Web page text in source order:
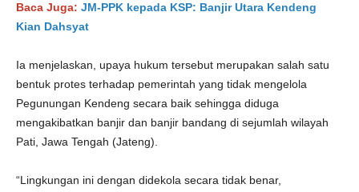
Baca Juga: JM-PPK kepada KSP: Banjir Utara Kendeng
Kian Dahsyat
Ia menjelaskan, upaya hukum tersebut merupakan salah satu
bentuk protes terhadap pemerintah yang tidak mengelola
Pegunungan Kendeng secara baik sehingga diduga
mengakibatkan banjir dan banjir bandang di sejumlah wilayah
Pati, Jawa Tengah (Jateng).
“Lingkungan ini dengan didekola secara tidak benar,